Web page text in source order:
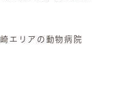
エリアの動物病院